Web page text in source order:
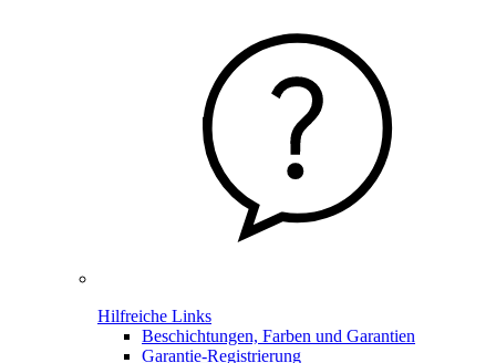
Hilfreiche Links
Beschichtungen, Farben und Garantien
Garantie-Registrierung